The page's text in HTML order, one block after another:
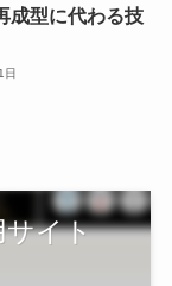
成型に代わる技
日
サイト